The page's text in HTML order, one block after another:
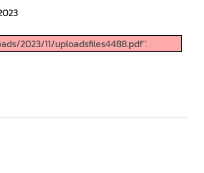
2023/11/uploadsfiles4488.pdf".